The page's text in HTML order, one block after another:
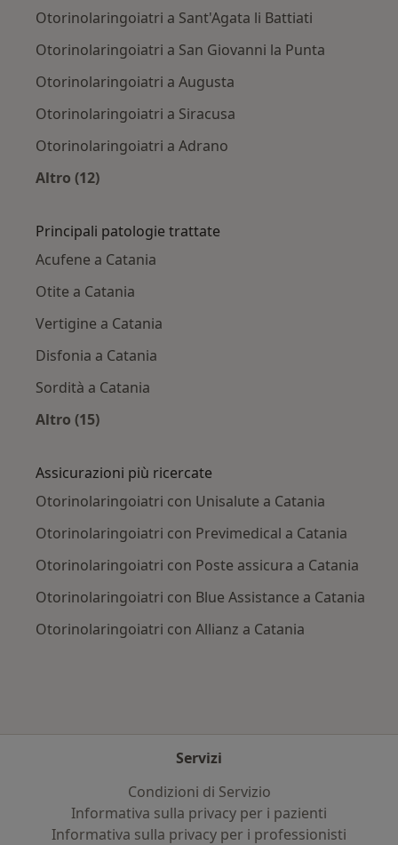
Otorinolaringoiatri a Sant'Agata li Battiati
Otorinolaringoiatri a San Giovanni la Punta
Otorinolaringoiatri a Augusta
Otorinolaringoiatri a Siracusa
Otorinolaringoiatri a Adrano
Altro (12)
Principali patologie trattate
Acufene a Catania
Otite a Catania
Vertigine a Catania
Disfonia a Catania
Sordità a Catania
Altro (15)
Assicurazioni più ricercate
Otorinolaringoiatri con Unisalute a Catania
Otorinolaringoiatri con Previmedical a Catania
Otorinolaringoiatri con Poste assicura a Catania
Otorinolaringoiatri con Blue Assistance a Catania
Otorinolaringoiatri con Allianz a Catania
Servizi
Condizioni di Servizio
Informativa sulla privacy per i pazienti
Informativa sulla privacy per i professionisti